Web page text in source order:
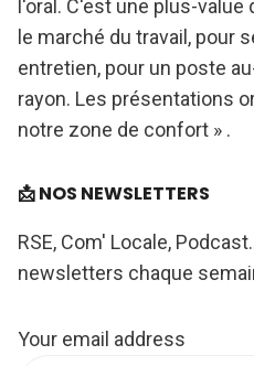
l'oral. C'est une plus-
le marché du travail, pour
entretien, pour un poste
rayon. Les présentations
notre zone de confort » .
📩 NOS NEWSLETTERS
RSE, Com' Locale,
newsletters chaque
Your email address